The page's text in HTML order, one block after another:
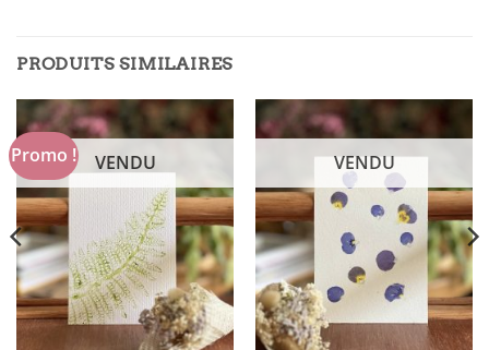
PRODUITS SIMILAIRES
Promo ! VENDU VENDU